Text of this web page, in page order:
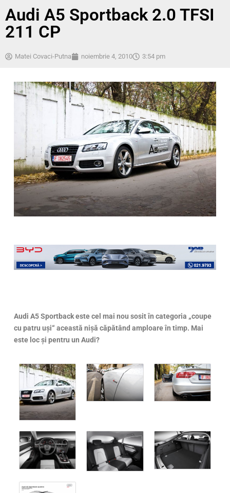
Audi A5 Sportback 2.0 TFSI
211 CP
Matei Covaci-Putna noiembrie 4, 2010 3:54 pm
Audi A5 Sportback este cel mai nou sosit în categoria „coupe
cu patru uși“ această nișă căpătând amploare în timp. Mai
este loc și pentru un Audi?